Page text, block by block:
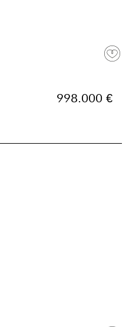
998.000 €